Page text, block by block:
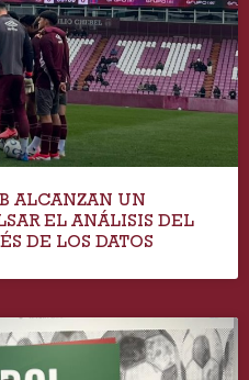
ALCANZAN UN
EL ANÁLISIS DEL
DE LOS DATOS